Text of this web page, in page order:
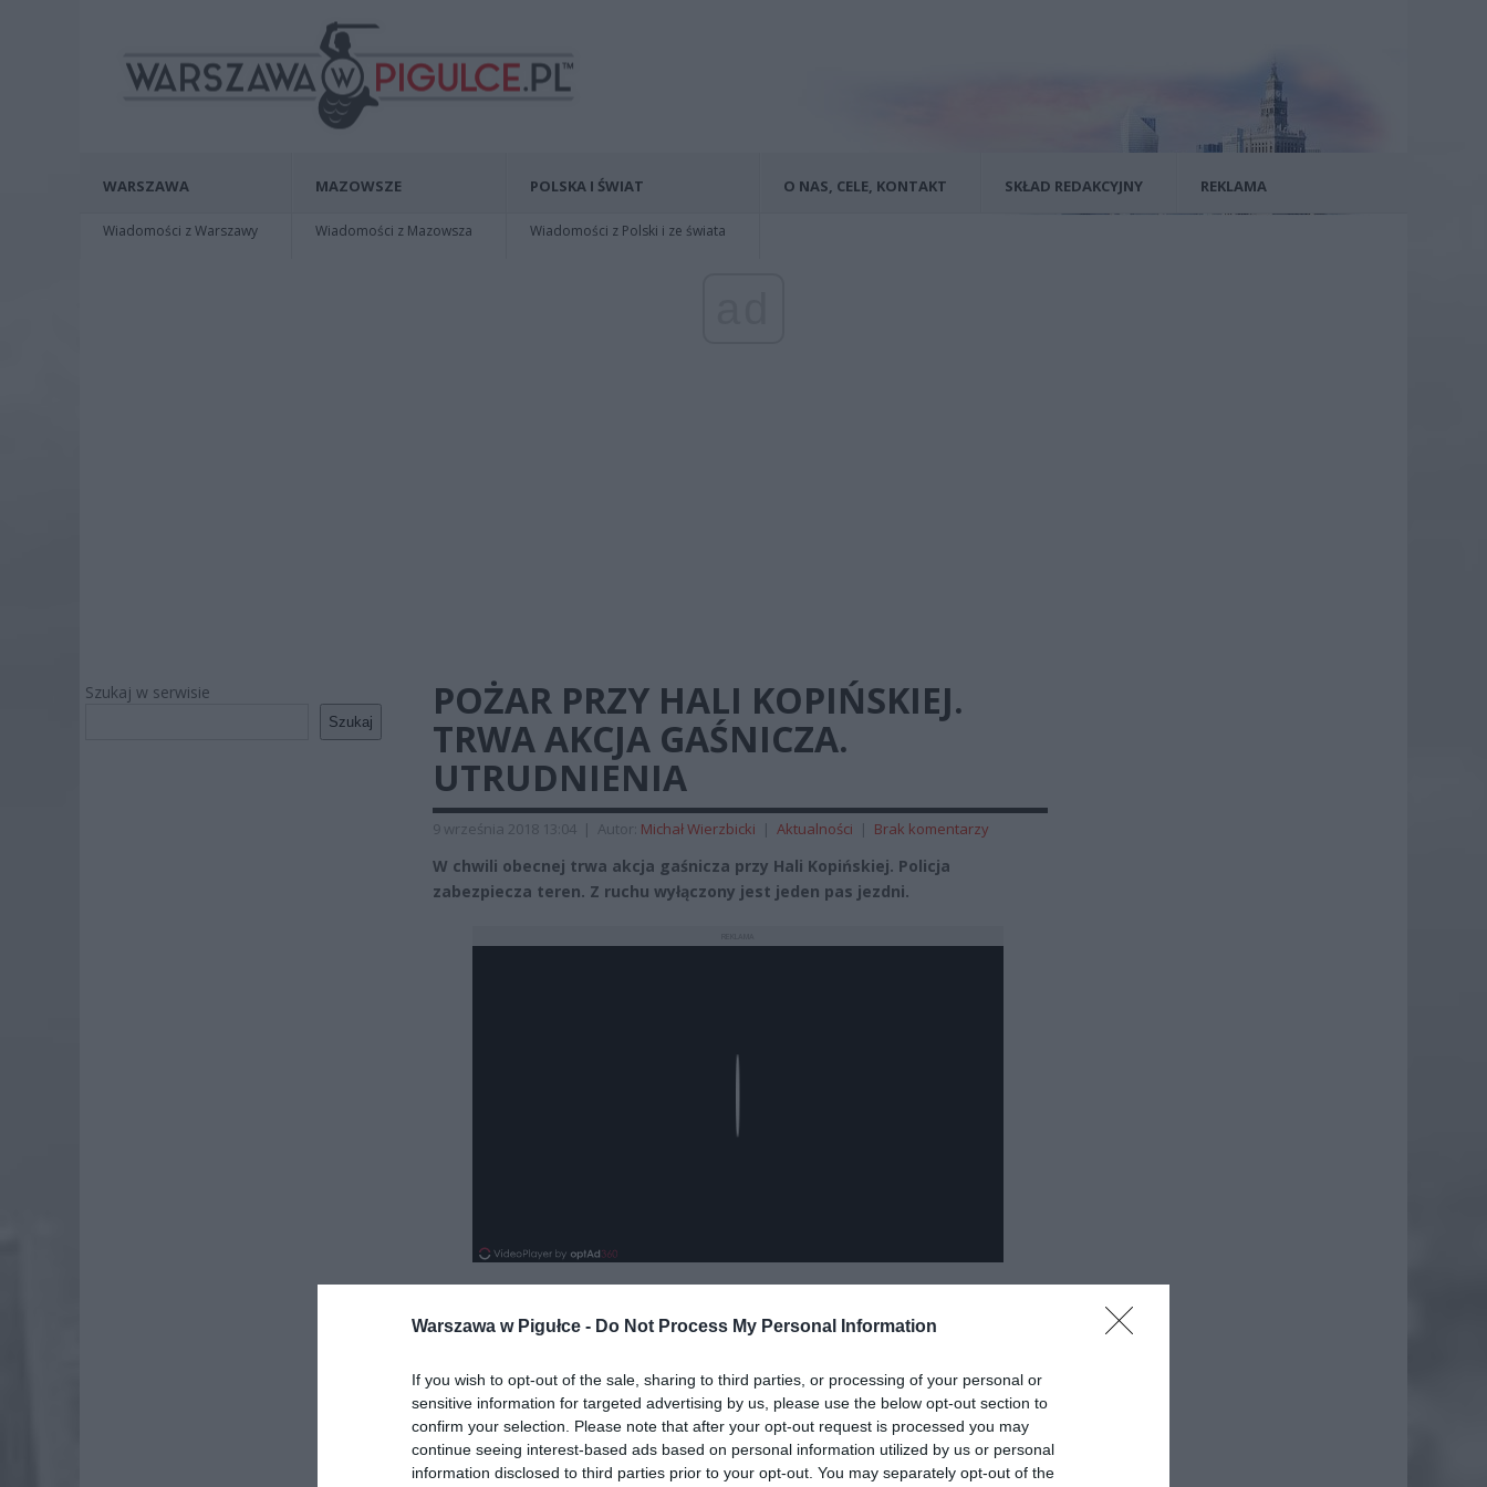
Warszawa w Pigułce - Do Not Process My Personal Information
If you wish to opt-out of the sale, sharing to third parties, or processing of your personal or
sensitive information for targeted advertising by us, please use the below opt-out section to
confirm your selection. Please note that after your opt-out request is processed you may
continue seeing interest-based ads based on personal information utilized by us or personal
information disclosed to third parties prior to your opt-out. You may separately opt-out of the
WARSZAWA
Wiadomości z Warszawy
MAZOWSZE
Wiadomości z Mazowsza
POLSKA I ŚWIAT
Wiadomości z Polski i ze świata
O NAS, CELE, KONTAKT SKŁAD REDAKCYJNY REKLAMA
Szukaj w serwisie
Szukaj
POŻAR PRZY HALI KOPIŃSKIEJ.
TRWA AKCJA GAŚNICZA.
UTRUDNIENIA
9 września 2018 13:04 | Autor: Michał Wierzbicki | Aktualności | Brak komentarzy
W chwili obecnej trwa akcja gaśnicza przy Hali Kopińskiej. Policja
zabezpiecza teren. Z ruchu wyłączony jest jeden pas jezdni.
ad